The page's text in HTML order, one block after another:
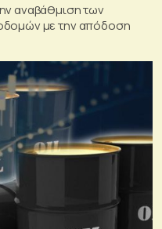
αναβάθμιση των
με την απόδοση